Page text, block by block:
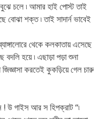
চলে ৷ আমার হাই পোস্ট তাই
শক্ত ৷ তাই সাদার্ন ভাবেই
থেকে কলকাতায় এসেছে
বদলি হয়ে ৷ এছাড়া পড়া শুনা
জিজ্ঞাসা করতেই কুকড়িয়ে গেল চারু
! উ গাইস আর স হিপক্রাট “৷